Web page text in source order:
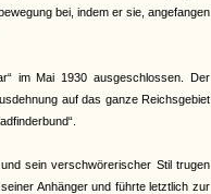
bei, indem er sie, angefangen
im Mai 1930 ausgeschlossen. Der
auf das ganze Reichsgebiet
sein verschwörerischer Stil trugen
Anhänger und führte letztlich zur